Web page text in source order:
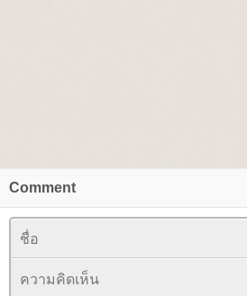
Comment